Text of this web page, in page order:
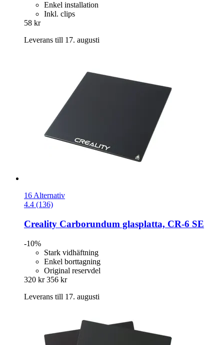
Enkel installation
Inkl. clips
58 kr
Leverans till 17. augusti
16 Alternativ
4.4 (136)
Creality Carborundum glasplatta, CR-​6 SE
-10%
Stark vidhäftning
Enkel borttagning
Original reservdel
320 kr 356 kr
Leverans till 17. augusti